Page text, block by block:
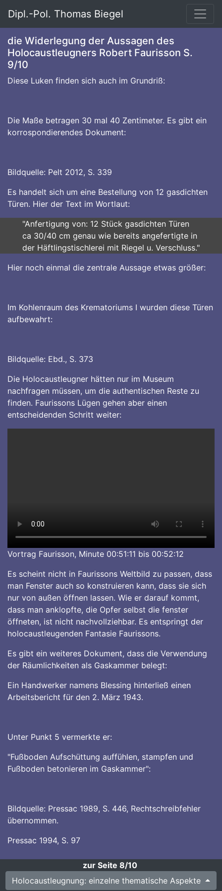
zur Seite 8/10
Holocaustleugnung: einzelne thematische Aspekte
Dipl.-Pol. Thomas Biegel
die Widerlegung der Aussagen des
Holocaustleugners Robert Faurisson S.
9/10
Diese Luken finden sich auch im Grundriß:
Die Maße betragen 30 mal 40 Zentimeter. Es gibt ein
korrospondierendes Dokument:
Bildquelle: Pelt 2012, S. 339
Es handelt sich um eine Bestellung von 12 gasdichten
Türen. Hier der Text im Wortlaut:
"Anfertigung von: 12 Stück gasdichten Türen
ca 30/40 cm genau wie bereits angefertigte in
der Häftlingstischlerei mit Riegel u. Verschluss."
Hier noch einmal die zentrale Aussage etwas größer:
Im Kohlenraum des Krematoriums I wurden diese Türen
aufbewahrt:
Bildquelle: Ebd., S. 373
Die Holocaustleugner hätten nur im Museum
nachfragen müssen, um die authentischen Reste zu
finden. Faurissons Lügen gehen aber einen
entscheidenden Schritt weiter:
Vortrag Faurisson, Minute 00:51:11 bis 00:52:12
Es scheint nicht in Faurissons Weltbild zu passen, dass
man Fenster auch so konstruieren kann, dass sie sich
nur von außen öffnen lassen. Wie er darauf kommt,
dass man anklopfte, die Opfer selbst die fenster
öffneten, ist nicht nachvollziehbar. Es entspringt der
holocaustleugenden Fantasie Faurissons.
Es gibt ein weiteres Dokument, dass die Verwendung
der Räumlichkeiten als Gaskammer belegt:
Ein Handwerker namens Blessing hinterließ einen
Arbeitsbericht für den 2. März 1943.
Unter Punkt 5 vermerkte er:
"Fußboden Aufschüttung auffühlen, stampfen und
Fußboden betonieren im Gaskammer":
Bildquelle: Pressac 1989, S. 446, Rechtschreibfehler
übernommen.
Pressac 1994, S. 97